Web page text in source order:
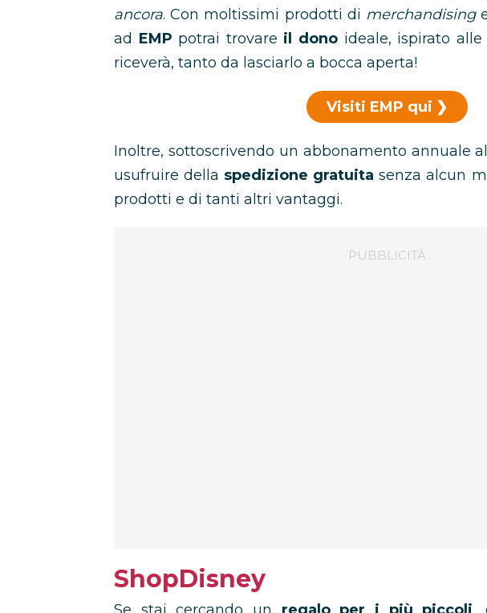
ancora. Con moltissimi prodotti di merchandising
ad EMP potrai trovare il dono ideale, ispirato
riceverà, tanto da lasciarlo a bocca aperta!
Visiti EMP qui
Inoltre, sottoscrivendo un abbonamento annuale al
usufruire della spedizione gratuita senza alcun
prodotti e di tanti altri vantaggi.
ShopDisney